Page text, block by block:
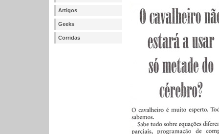
Artigos
Geeks
Corridas